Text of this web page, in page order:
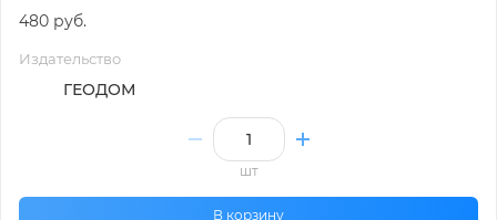
480 руб.
Издательство
ГЕОДОМ
шт
В корзину